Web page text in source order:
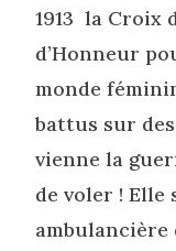
1913 la Croix
d’Honneur
monde
battus sur
vienne la
de voler !
ambulancière